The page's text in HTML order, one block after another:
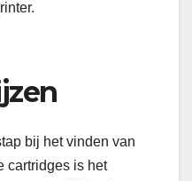
bij het vinden van
cartridges is het